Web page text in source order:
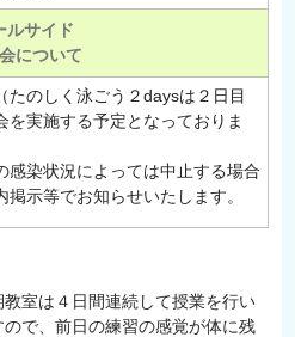
ルサイド
について
たのしく泳ごう２daysは２日目
実施する予定となっておりま
感染状況によっては中止する場合
示等でお知らせいたします。
教室は４日間連続して授業を行い
ので、前日の練習の感覚が体に残